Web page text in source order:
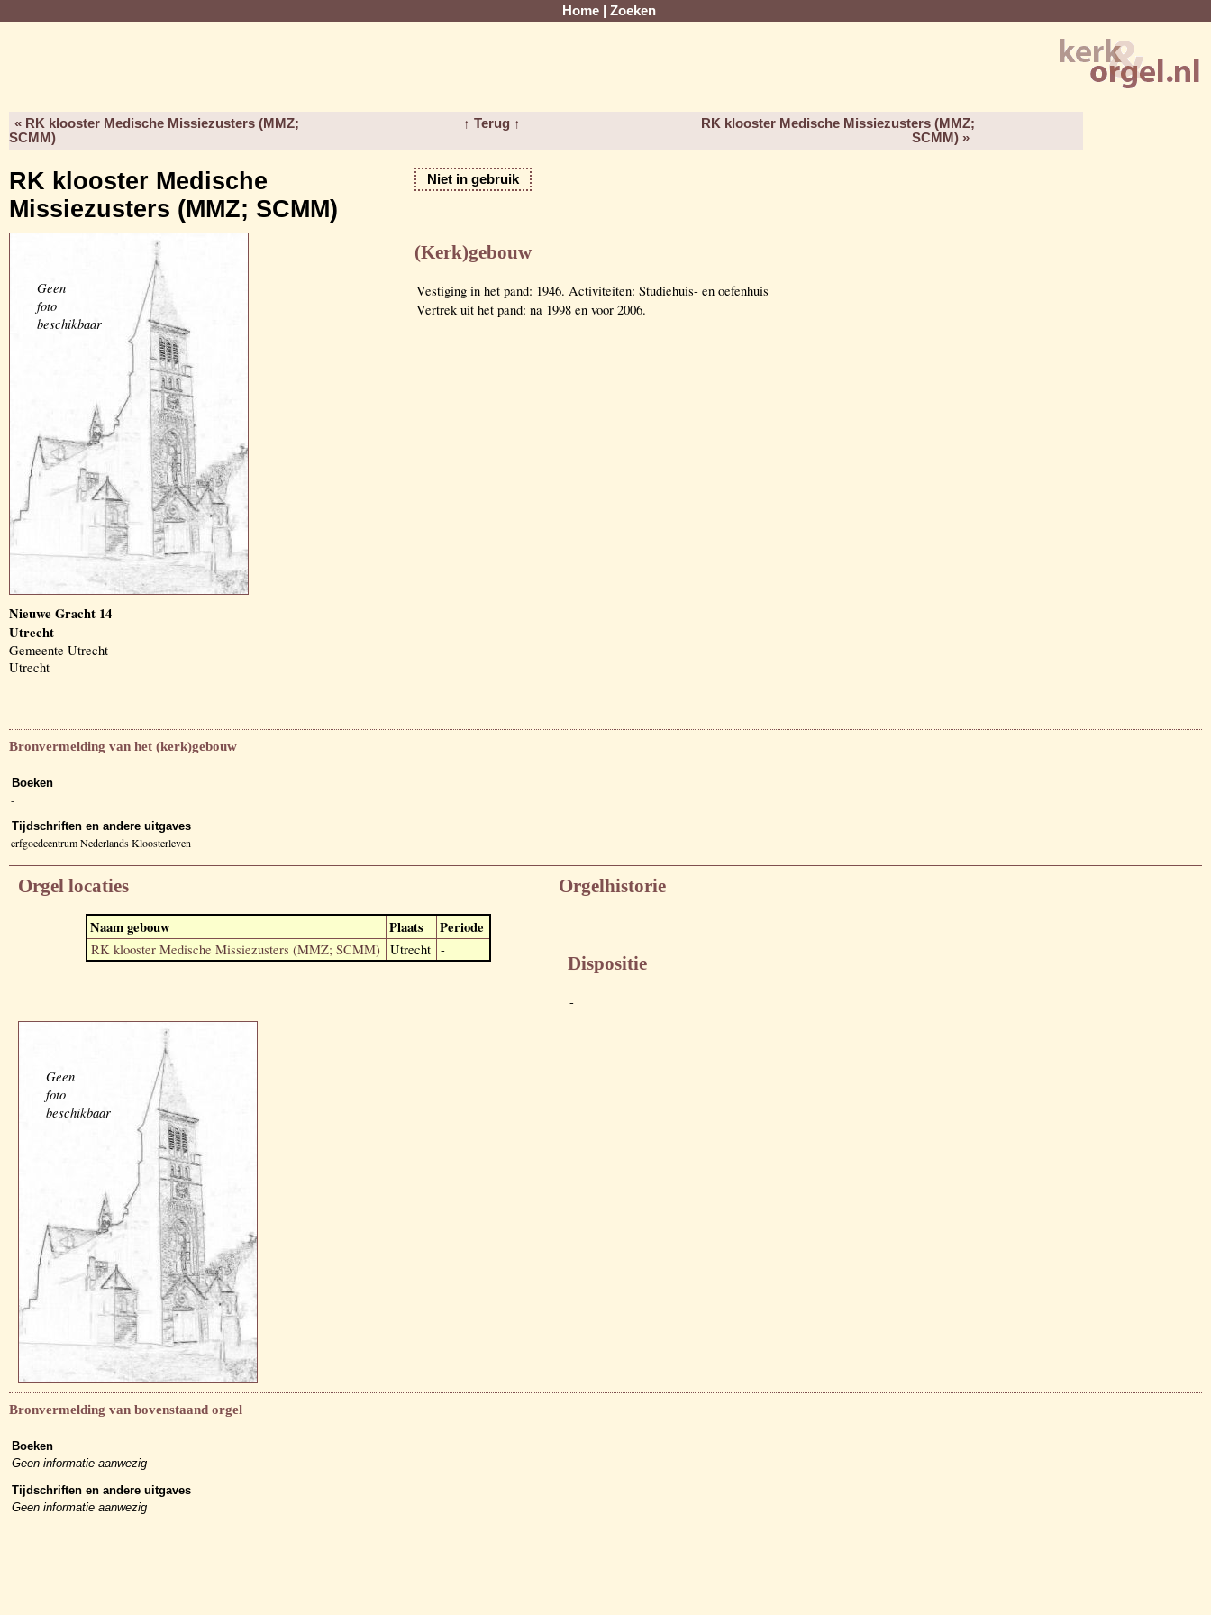
Home Zoeken
« RK klooster Medische Missiezusters (MMZ;
SCMM)
↑ Terug ↑
RK klooster Medische Missiezusters (MMZ;
SCMM) »
RK klooster Medische
Missiezusters (MMZ; SCMM)
Niet in gebruik
Geen
foto
beschikbaar
Nieuwe Gracht 14
Utrecht
Gemeente Utrecht
Utrecht
(Kerk)gebouw
Vestiging in het pand: 1946. Activiteiten: Studiehuis- en oefenhuis
Vertrek uit het pand: na 1998 en voor 2006.
Bronvermelding van het (kerk)gebouw
Boeken
-
Tijdschriften en andere uitgaves
erfgoedcentrum Nederlands Kloosterleven
Orgel locaties
Naam gebouw Plaats Periode
RK klooster Medische Missiezusters (MMZ; SCMM) Utrecht -
Orgelhistorie
-
Dispositie
-
Geen
foto
beschikbaar
Bronvermelding van bovenstaand orgel
Boeken
Geen informatie aanwezig
Tijdschriften en andere uitgaves
Geen informatie aanwezig